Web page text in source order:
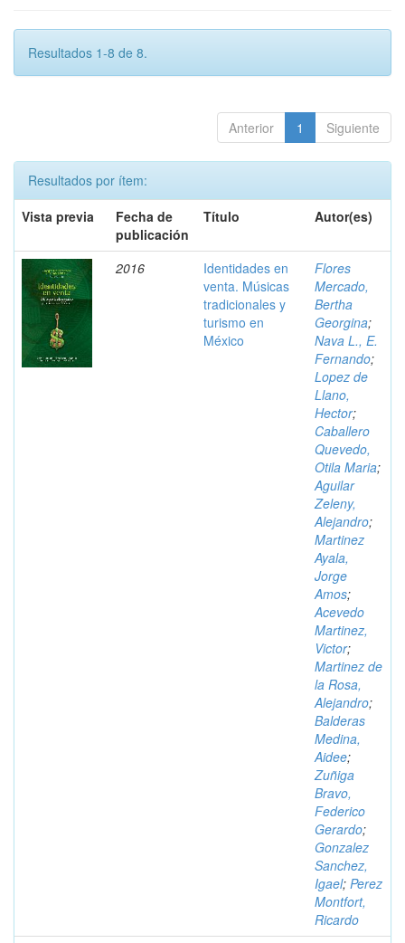
Resultados 1-8 de 8.
Anterior 1 Siguiente
Resultados por ítem:
Vista previa
Fecha de
publicación
Título Autor(es)
2016
Identidades en
venta. Músicas
tradicionales y
turismo en
México
Flores
Mercado,
Bertha
Georgina;
Nava L., E.
Fernando;
Lopez de
Llano,
Hector;
Caballero
Quevedo,
Otila Maria;
Aguilar
Zeleny,
Alejandro;
Martinez
Ayala,
Jorge
Amos;
Acevedo
Martinez,
Victor;
Martinez de
la Rosa,
Alejandro;
Balderas
Medina,
Aidee;
Zuñiga
Bravo,
Federico
Gerardo;
Gonzalez
Sanchez,
Igael; Perez
Montfort,
Ricardo